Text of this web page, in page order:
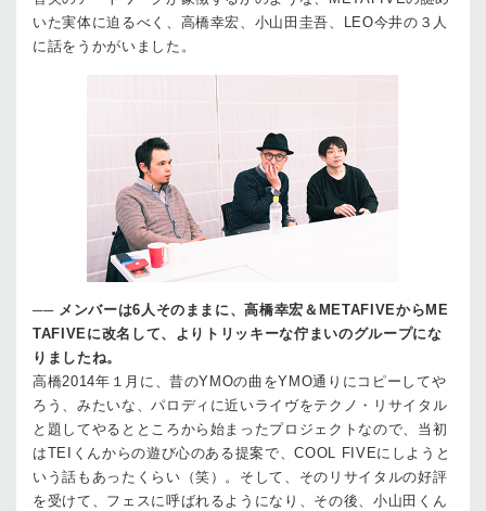
いた実体に迫るべく、高橋幸宏、小山田圭吾、LEO今井の３人
に話をうかがいました。
── メンバーは6人そのままに、高橋幸宏＆METAFIVEからME
TAFIVEに改名して、よりトリッキーな佇まいのグループにな
りましたね。
高橋2014年１月に、昔のYMOの曲をYMO通りにコピーしてや
ろう、みたいな、パロディに近いライヴをテクノ・リサイタル
と題してやるとところから始まったプロジェクトなので、当初
はTEIくんからの遊び心のある提案で、COOL FIVEにしようと
いう話もあったくらい（笑）。そして、そのリサイタルの好評
を受けて、フェスに呼ばれるようになり、その後、小山田くん